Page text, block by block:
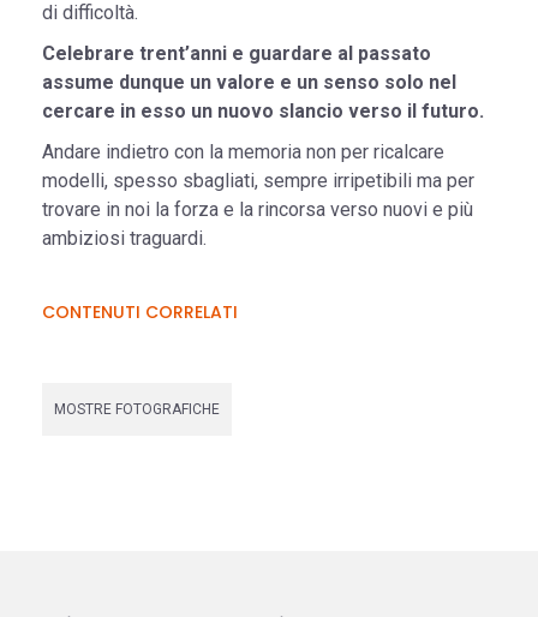
di difficoltà.
Celebrare trent’anni e guardare al passato
assume dunque un valore e un senso solo nel
cercare in esso un nuovo slancio verso il futuro.
Andare indietro con la memoria non per ricalcare
modelli, spesso sbagliati, sempre irripetibili ma per
trovare in noi la forza e la rincorsa verso nuovi e più
ambiziosi traguardi.
CONTENUTI CORRELATI
MOSTRE FOTOGRAFICHE